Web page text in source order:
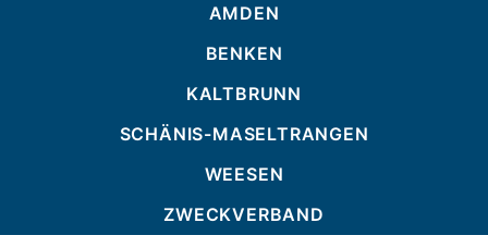
AMDEN
BENKEN
KALTBRUNN
SCHÄNIS-MASELTRANGEN
WEESEN
ZWECKVERBAND